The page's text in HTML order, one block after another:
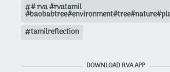
# rva #rvatamil
tamilreflection
DOWNLOAD RVA APP